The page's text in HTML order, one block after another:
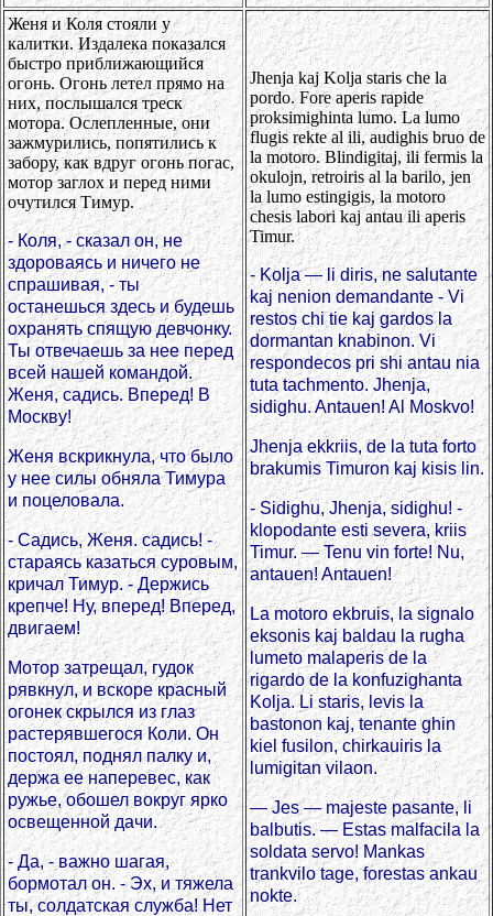
Женя и Коля стояли у
калитки. Издалека показался
быстро приближающийся
огонь. Огонь летел прямо на
них, послышался треск
мотора. Ослепленные, они
зажмурились, попятились к
забору, как вдруг огонь погас,
мотор заглох и перед ними
очутился Тимур.
- Коля, - сказал он, не
здороваясь и ничего не
спрашивая, - ты
останешься здесь и будешь
охранять спящую девчонку.
Ты отвечаешь за нее перед
всей нашей командой.
Женя, садись. Вперед! В
Москву!
Женя вскрикнула, что было
у нее силы обняла Тимура
и поцеловала.
- Садись, Женя. садись! -
стараясь казаться суровым,
кричал Тимур. - Держись
крепче! Ну, вперед! Вперед,
двигаем!
Мотор затрещал, гудок
рявкнул, и вскоре красный
огонек скрылся из глаз
растерявшегося Коли. Он
постоял, поднял палку и,
держа ее наперевес, как
ружье, обошел вокруг ярко
освещенной дачи.
- Да, - важно шагая,
бормотал он. - Эх, и тяжела
ты, солдатская служба! Нет
Jhenja kaj Kolja staris che la
pordo. Fore aperis rapide
proksimighinta lumo. La lumo
flugis rekte al ili, audighis bruo de
la motoro. Blindigitaj, ili fermis la
okulojn, retroiris al la barilo, jen
la lumo estingigis, la motoro
chesis labori kaj antau ili aperis
Timur.
- Kolja — li diris, ne salutante
kaj nenion demandante - Vi
restos chi tie kaj gardos la
dormantan knabinon. Vi
respondecos pri shi antau nia
tuta tachmento. Jhenja,
sidighu. Antauen! Al Moskvo!
Jhenja ekkriis, de la tuta forto
brakumis Timuron kaj kisis lin.
- Sidighu, Jhenja, sidighu! -
klopodante esti severa, kriis
Timur. — Tenu vin forte! Nu,
antauen! Antauen!
La motoro ekbruis, la signalo
eksonis kaj baldau la rugha
lumeto malaperis de la
rigardo de la konfuzighanta
Kolja. Li staris, levis la
bastonon kaj, tenante ghin
kiel fusilon, chirkauiris la
lumigitan vilaon.
— Jes — majeste pasante, li
balbutis. — Estas malfacila la
soldata servo! Mankas
trankvilo tage, forestas ankau
nokte.